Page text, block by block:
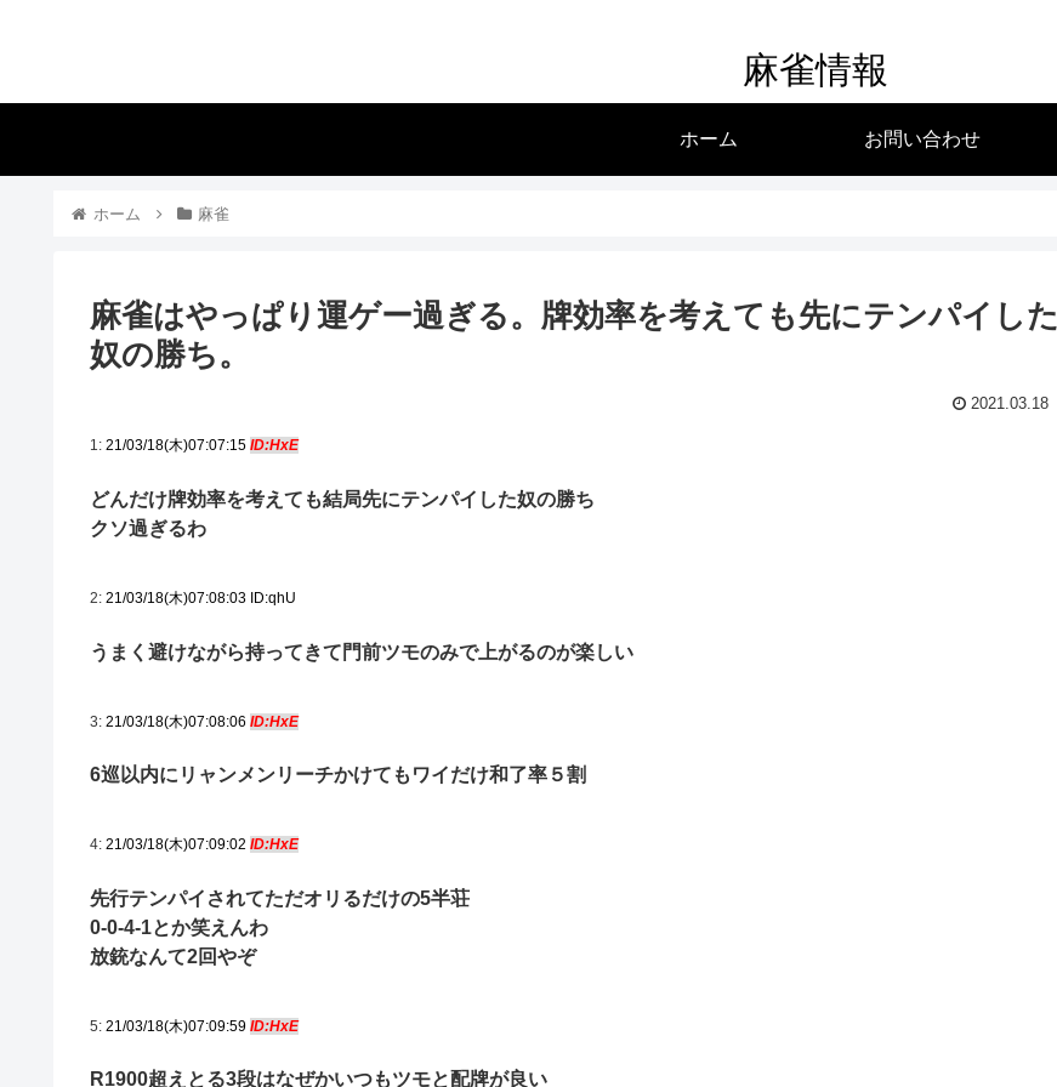
麻雀情報
ホーム お問い合わせ
ホーム 麻雀
麻雀はやっぱり運ゲー過ぎる。牌効率を考えても先にテンパイした
奴の勝ち。
2021.03.18
1: 21/03/18(木)07:07:15 ID:HxE
どんだけ牌効率を考えても結局先にテンパイした奴の勝ち
クソ過ぎるわ
2: 21/03/18(木)07:08:03 ID:qhU
うまく避けながら持ってきて門前ツモのみで上がるのが楽しい
3: 21/03/18(木)07:08:06 ID:HxE
6巡以内にリャンメンリーチかけてもワイだけ和了率５割
4: 21/03/18(木)07:09:02 ID:HxE
先行テンパイされてただオリるだけの5半荘
0-0-4-1とか笑えんわ
放銃なんて2回やぞ
5: 21/03/18(木)07:09:59 ID:HxE
R1900超えとる3段はなぜかいつもツモと配牌が良い